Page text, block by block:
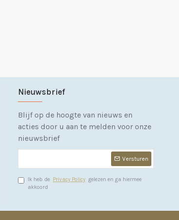
Nieuwsbrief
Blijf op de hoogte van nieuws en
acties door u aan te melden voor onze
nieuwsbrief
Versturen
Ik heb de Privacy Policy gelezen en ga hiermee
akkoord